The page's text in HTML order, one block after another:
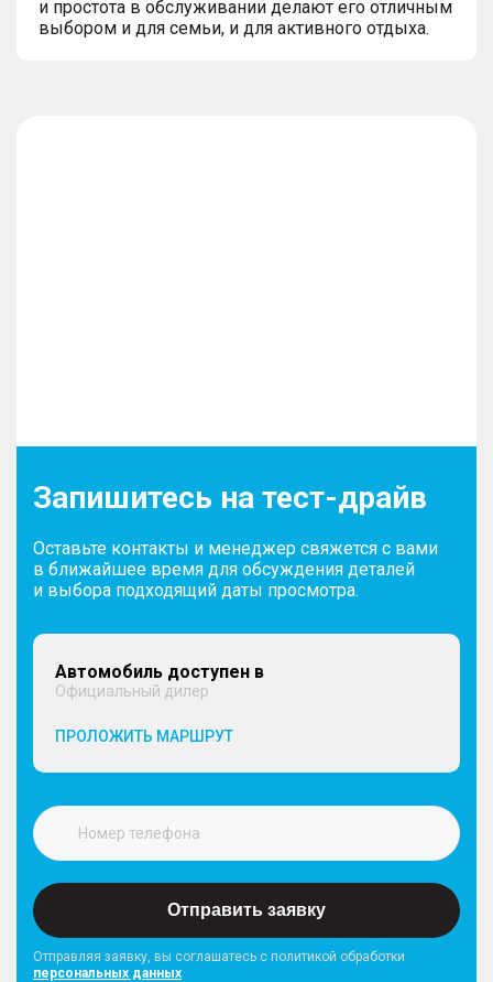
и простота в обслуживании делают его отличным
выбором и для семьи, и для активного отдыха.
Запишитесь на тест-драйв
Оставьте контакты и менеджер свяжется с вами
в ближайшее время для обсуждения деталей
и выбора подходящий даты просмотра.
Автомобиль доступен в
Официальный дилер
ПРОЛОЖИТЬ МАРШРУТ
Отправить заявку
Отправляя заявку, вы соглашатесь с политикой обработки
персональных данных